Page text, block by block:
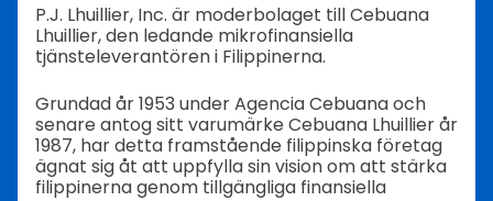
P.J. Lhuillier, Inc. är moderbolaget till Cebuana
Lhuillier, den ledande mikrofinansiella
tjänsteleverantören i Filippinerna.
Grundad år 1953 under Agencia Cebuana och
senare antog sitt varumärke Cebuana Lhuillier år
1987, har detta framstående filippinska företag
ägnat sig åt att uppfylla sin vision om att stärka
filippinerna genom tillgängliga finansiella